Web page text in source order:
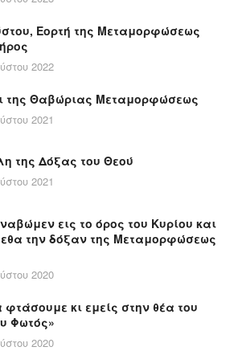
Εορτή της Μεταμορφώσεως
2022
της Θαβώριας Μεταμορφώσεως
2021
της Δόξας του Θεού
2021
εις το όρος του Κυρίου και
την δόξαν της Μεταμορφώσεως
2020
φτάσουμε κι εμείς στην θέα του
Φωτός»
2020